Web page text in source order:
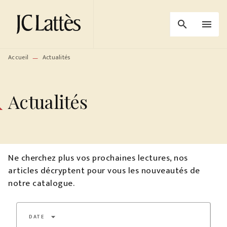
MENU RECHERCHE
PIED DE PAGE
search menu
Accueil — Actualités
Actualités
Ne cherchez plus vos prochaines lectures, nos
articles décryptent pour vous les nouveautés de
notre catalogue.
DATE arrow_drop_down